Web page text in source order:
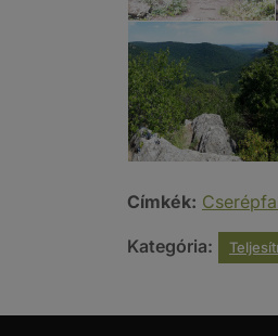
Címkék:
Kategória: